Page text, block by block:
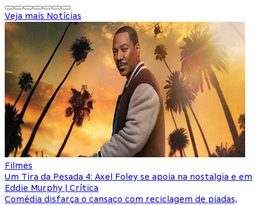
Veja mais Notícias
Filmes
Um Tira da Pesada 4: Axel Foley se apoia na nostalgia e em
Eddie Murphy | Crítica
Comédia disfarça o cansaço com reciclagem de piadas,